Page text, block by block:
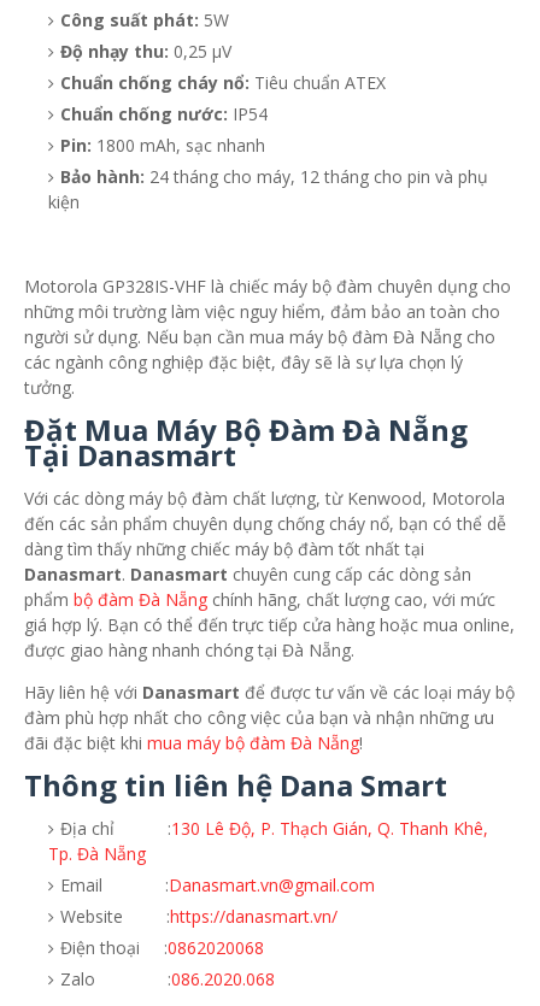
Công suất phát: 5W
Độ nhạy thu: 0,25 µV
Chuẩn chống cháy nổ: Tiêu chuẩn ATEX
Chuẩn chống nước: IP54
Pin: 1800 mAh, sạc nhanh
Bảo hành: 24 tháng cho máy, 12 tháng cho pin và phụ
kiện
Motorola GP328IS-VHF là chiếc máy bộ đàm chuyên dụng cho
những môi trường làm việc nguy hiểm, đảm bảo an toàn cho
người sử dụng. Nếu bạn cần mua máy bộ đàm Đà Nẵng cho
các ngành công nghiệp đặc biệt, đây sẽ là sự lựa chọn lý
tưởng.
Đặt Mua Máy Bộ Đàm Đà Nẵng
Tại Danasmart
Với các dòng máy bộ đàm chất lượng, từ Kenwood, Motorola
đến các sản phẩm chuyên dụng chống cháy nổ, bạn có thể dễ
dàng tìm thấy những chiếc máy bộ đàm tốt nhất tại
Danasmart. Danasmart chuyên cung cấp các dòng sản
phẩm bộ đàm Đà Nẵng chính hãng, chất lượng cao, với mức
giá hợp lý. Bạn có thể đến trực tiếp cửa hàng hoặc mua online,
được giao hàng nhanh chóng tại Đà Nẵng.
Hãy liên hệ với Danasmart để được tư vấn về các loại máy bộ
đàm phù hợp nhất cho công việc của bạn và nhận những ưu
đãi đặc biệt khi mua máy bộ đàm Đà Nẵng!
Thông tin liên hệ Dana Smart
Địa chỉ :130 Lê Độ, P. Thạch Gián, Q. Thanh Khê,
Tp. Đà Nẵng
Email :Danasmart.vn@gmail.com
Website :https://danasmart.vn/
Điện thoại :0862020068
Zalo :086.2020.068